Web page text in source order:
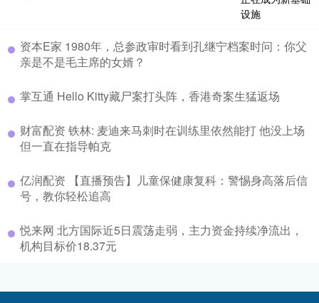
资本E家 1980年，总参政审时看到孔继宁档案时问：你父
亲是不是毛主席的女婿？
掌互通 Hello Kitty藏尸案打头阵，香港奇案生猛返场
财富配资 铁林: 麦迪来马刺时在训练里依然能打 他没上场
但一直在指导帕克
亿润配资 【直播预告】儿童保健康复科：警惕身高落后信
号，教你轻松追高
悦来网 北方国际近5日震荡走弱，主力资金持续净流出，
机构目标价18.37元